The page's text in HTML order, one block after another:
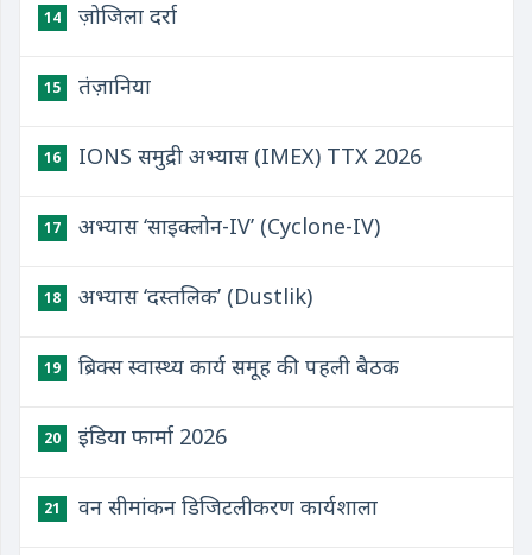
14 ज़ोजिला दर्रा
15 तंज़ानिया
16 IONS समुद्री अभ्यास (IMEX) TTX 2026
17 अभ्यास ‘साइक्लोन-IV’ (Cyclone-IV)
18 अभ्यास ‘दस्तलिक’ (Dustlik)
19 ब्रिक्स स्वास्थ्य कार्य समूह की पहली बैठक
20 इंडिया फार्मा 2026
21 वन सीमांकन डिजिटलीकरण कार्यशाला